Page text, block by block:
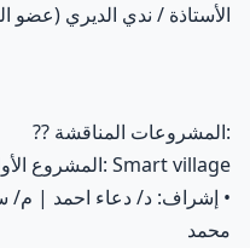
الأستاذة / ندي الديري (عضو
??
المشروعات المناقشة:
المشروع الأول: Smart village
• إشراف: د/ دعاء احمد | م/
محمد